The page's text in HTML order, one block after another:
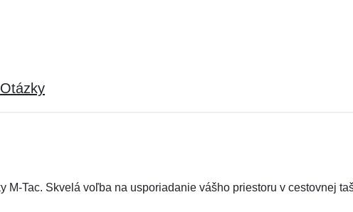
Otázky
Tac. Skvelá voľba na usporiadanie vášho priestoru v cestovnej